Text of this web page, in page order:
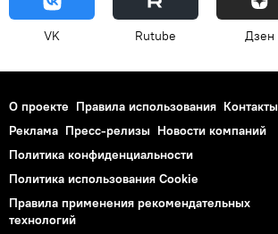
VK Rutube Дзен
О проекте Правила использования Контакты
Реклама Пресс-релизы Новости компаний
Политика конфиденциальности
Политика использования Cookie
Правила применения рекомендательных
технологий